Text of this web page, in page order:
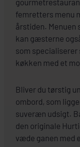
femretters menu
årstiden. Menuen
kan gæsterne
som
køkken med et
Bliver du tørstig
ombord, som
suveræn udsigt.
den originale
væde ganen med